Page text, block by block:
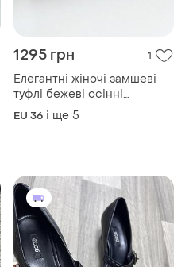
1295 грн 1
Елегантні жіночі замшеві
туфлі бежеві осінні
натуральна замша весна
EU 36 і ще 5